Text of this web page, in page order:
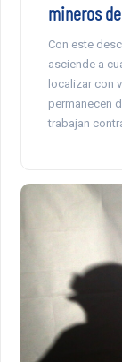
mineros
Con este
asciende a
localizar con
permanecen
trabajan